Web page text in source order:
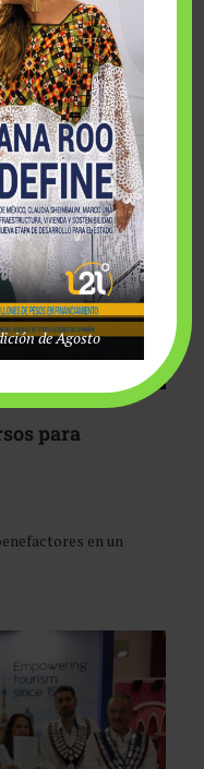
unieron
de una …
para
en un
de Agosto